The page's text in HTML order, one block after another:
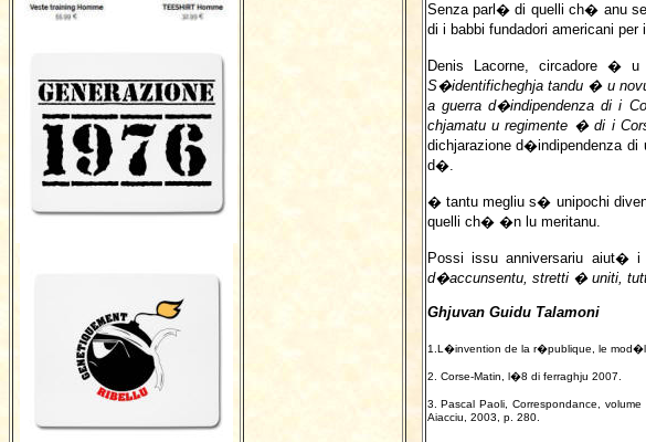
Senza parl� di quelli ch� anu
di i babbi fundadori americani
Denis Lacorne, circadore �
S�identificheghja tandu � u
a guerra d�indipendenza di i
chjamatu u regimente � di i
dichjarazione d�indipendenza
d�.
� tantu megliu s� unipochi
quelli ch� �n lu meritanu.
Possi issu anniversariu
d�accunsentu, stretti � uniti,
Ghjuvan Guidu Talamoni
1.L�invention de la r�publique, le
2. Corse-Matin, l�8 di ferraghju 2007.
3. Pascal Paoli, Correspondance,
Aiacciu, 2003, p. 280.